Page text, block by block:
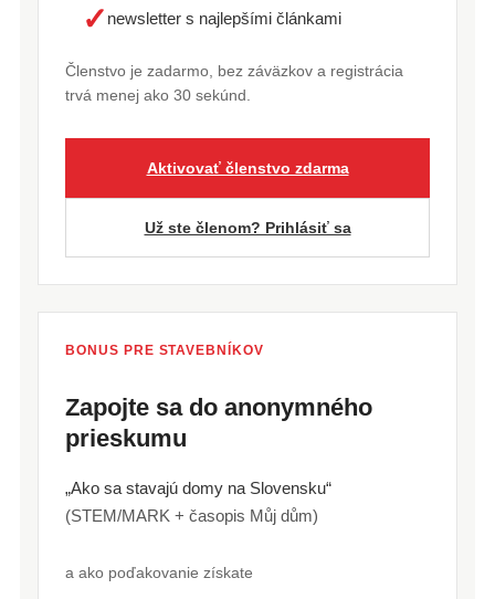
✓ newsletter s najlepšími článkami
Členstvo je zadarmo, bez záväzkov a registrácia
trvá menej ako 30 sekúnd.
Aktivovať členstvo zdarma
Už ste členom? Prihlásiť sa
BONUS PRE STAVEBNÍKOV
Zapojte sa do anonymného
prieskumu
„Ako sa stavajú domy na Slovensku“
(STEM/MARK + časopis Můj dům)
a ako poďakovanie získate